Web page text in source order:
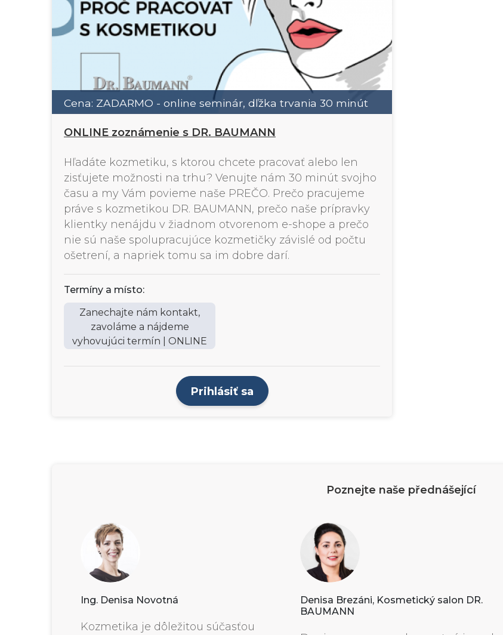
Cena: ZADARMO - online seminár, dľžka trvania 30 minút
ONLINE zoznámenie s DR. BAUMANN
Hľadáte kozmetiku, s ktorou chcete pracovať alebo len
zisťujete možnosti na trhu? Venujte nám 30 minút svojho
času a my Vám povieme naše PREČO. Prečo pracujeme
práve s kozmetikou DR. BAUMANN, prečo naše prípravky
klientky nenájdu v žiadnom otvorenom e-shope a prečo
nie sú naše spolupracujúce kozmetičky závislé od počtu
ošetrení, a napriek tomu sa im dobre darí.
Termíny a místo:
Zanechajte nám kontakt,
zavoláme a nájdeme
vyhovujúci termín | ONLINE
Prihlásiť sa
Poznejte naše přednášející
Ing. Denisa Novotná
Kozmetika je dôležitou súčasťou
Denisa Brezáni, Kosmetický salon DR.
BAUMANN